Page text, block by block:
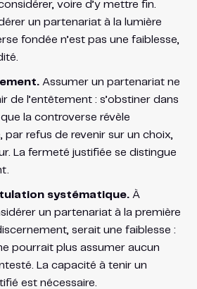
voire d’y mettre fin.
un partenariat à la lumière
fondée n’est pas une faiblesse,
Assumer un partenariat ne
de l’entêtement : s’obstiner dans
la controverse révèle
par refus de revenir sur un choix,
La fermeté justifiée se distingue
systématique.À
un partenariat à la première
serait une faiblesse :
pourrait plus assumer aucun
La capacité à tenir un
est nécessaire.